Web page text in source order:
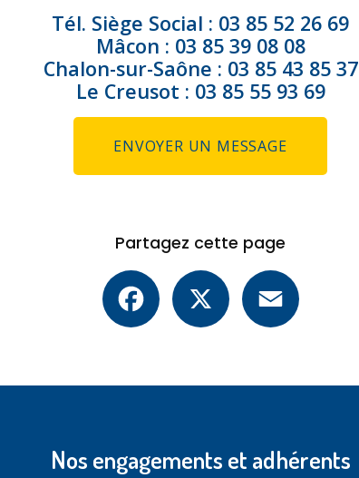
Tél. Siège Social : 03 85 52 26 69
Mâcon : 03 85 39 08 08
Chalon-sur-Saône : 03 85 43 85 37
Le Creusot : 03 85 55 93 69
ENVOYER UN MESSAGE
Partagez cette page
Facebook
Nos engagements et adhérents